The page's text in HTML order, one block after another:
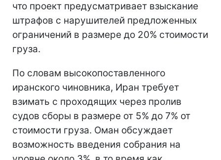
что проект предусматривает взыскание
штрафов с нарушителей предложенных
ограничений в размере до 20% стоимости
груза.
По словам высокопоставленного
иранского чиновника, Иран требует
взимать с проходящих через пролив
судов сборы в размере от 5% до 7% от
стоимости груза. Оман обсуждает
возможность введения собрания на